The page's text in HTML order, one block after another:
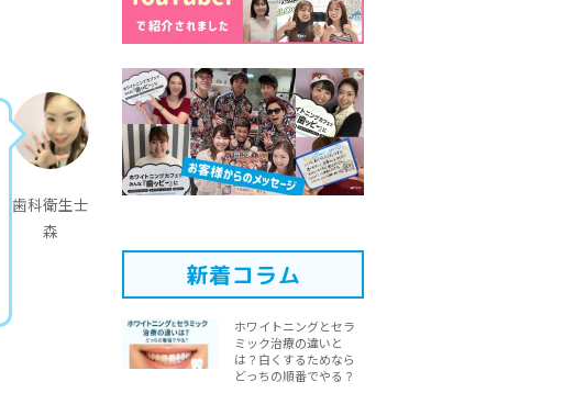
歯科衛生士
森
新着コラム
ホワイトニングとセラ
ミック治療の違いと
は？白くするためなら
どっちの順番でやる？